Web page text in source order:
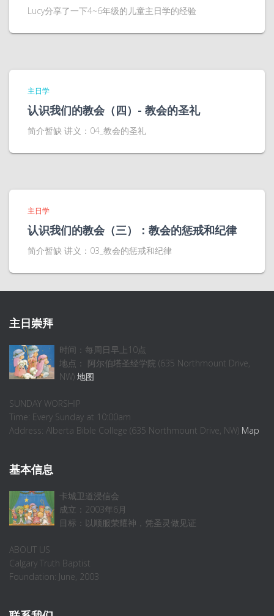
Lucy分享了一下4~6年级的儿童主日学的经验
主日学
认识我们的教会（四）- 教会的圣礼
简介暂缺 讲义：04_教会的圣礼
主日学
认识我们的教会（三）：教会的惩戒和纪律
简介暂缺 讲义：03_教会的惩戒和纪律
主日崇拜
时间：每周日早上10点
地点： 阿尔伯塔圣经学院 (635 Northmount Drive,
NW) 地图
SUNDAY WORSHIP
Time: Every Sunday at 10:00am
Address: Alberta Bible College (635 Northmount Drive, NW) Map
基本信息
卡城卫道浸信会
成立：2003年6月
目标：以顺服荣耀神，凭圣灵做见证
ABOUT US
Calgary Truth Baptist
Foundation: June, 2003